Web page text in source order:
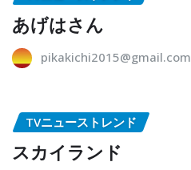
あげはさん
pikakichi2015@gmail.com
TVニューストレンド
スカイランド